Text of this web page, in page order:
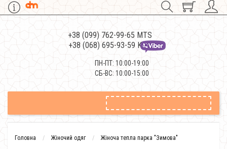
+38 (099) 762-99-65 MTS
+38 (068) 695-93-59 Kievstar
ПН-ПТ: 10:00-19:00
СБ-ВС: 10:00-15:00
Головна Жіночий одяг Жіноча тепла парка "Зимова"